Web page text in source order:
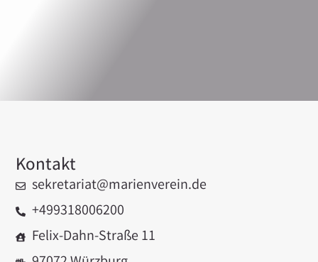
Kontakt
sekretariat@marienverein.de
+499318006200
Felix-Dahn-Straße 11